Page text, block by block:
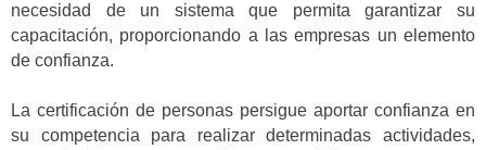
necesidad de un sistema que permita garantizar su
capacitación, proporcionando a las empresas un elemento
de confianza.
La certificación de personas persigue aportar confianza en
su competencia para realizar determinadas actividades,